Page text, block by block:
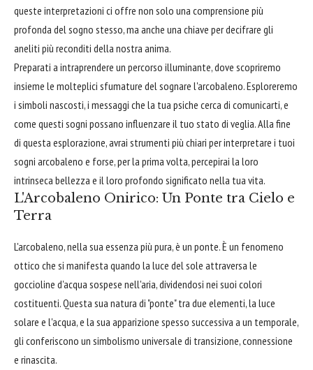
queste interpretazioni ci offre non solo una comprensione più
profonda del sogno stesso, ma anche una chiave per decifrare gli
aneliti più reconditi della nostra anima.
Preparati a intraprendere un percorso illuminante, dove scopriremo
insieme le molteplici sfumature del sognare l'arcobaleno. Esploreremo
i simboli nascosti, i messaggi che la tua psiche cerca di comunicarti, e
come questi sogni possano influenzare il tuo stato di veglia. Alla fine
di questa esplorazione, avrai strumenti più chiari per interpretare i tuoi
sogni arcobaleno e forse, per la prima volta, percepirai la loro
intrinseca bellezza e il loro profondo significato nella tua vita.
L'Arcobaleno Onirico: Un Ponte tra Cielo e
Terra
L'arcobaleno, nella sua essenza più pura, è un ponte. È un fenomeno
ottico che si manifesta quando la luce del sole attraversa le
goccioline d'acqua sospese nell'aria, dividendosi nei suoi colori
costituenti. Questa sua natura di "ponte" tra due elementi, la luce
solare e l'acqua, e la sua apparizione spesso successiva a un temporale,
gli conferiscono un simbolismo universale di transizione, connessione
e rinascita.